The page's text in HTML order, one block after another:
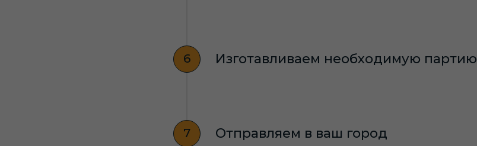
Изготавливаем необходимую партию
Отправляем в ваш город